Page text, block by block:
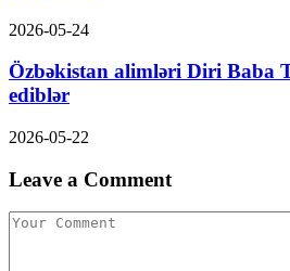
2026-05-24
Özbəkistan alimləri Diri Baba
ediblər
2026-05-22
Leave a Comment